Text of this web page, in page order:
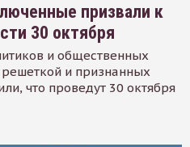
призвали к
30 октября
и общественных
и признанных
что проведут 30 октября